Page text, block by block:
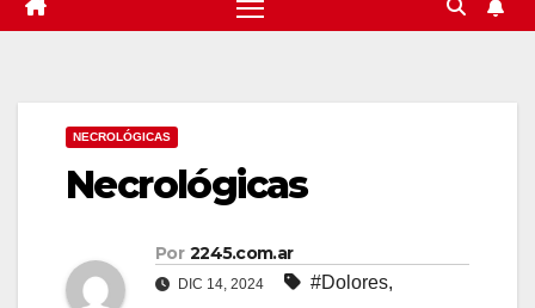
NECROLÓGICAS
Necrológicas
Por 2245.com.ar
DIC 14, 2024 #Dolores,